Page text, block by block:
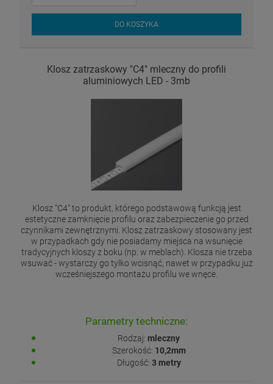
DO KOSZYKA
Klosz zatrzaskowy "C4" mleczny do profili
aluminiowych LED - 3mb
Klosz "C4" to produkt, którego podstawową funkcją jest
estetyczne zamknięcie profilu oraz zabezpieczenie go przed
czynnikami zewnętrznymi. Klosz zatrzaskowy stosowany jest
w przypadkach gdy nie posiadamy miejsca na wsunięcie
tradycyjnych kloszy z boku (np. w meblach). Klosza nie trzeba
wsuwać - wystarczy go tylko wcisnąć, nawet w przypadku już
wcześniejszego montażu profilu we wnęce.
Parametry techniczne:
Rodzaj: mleczny
Szerokość: 10,2mm
Długość: 3 metry